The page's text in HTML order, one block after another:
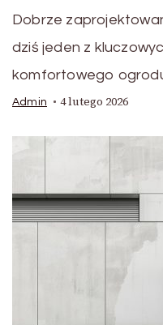
Dobrze
dziś jeden z
komfortowego
Admin 4 lutego 2026